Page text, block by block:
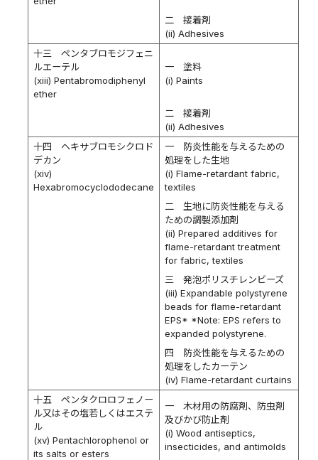
二 接着剤
(ii) Adhesives
十三 ペンタブロモジフェニ
ルエーテル
(xiii) Pentabromodiphenyl
ether
一 塗料
(i) Paints
二 接着剤
(ii) Adhesives
十四 ヘキサブロモシクロド
デカン
(xiv)
Hexabromocyclododecane
一 防炎性能を与えるための
処理をした生地
(i) Flame-retardant fabric,
textiles
二 生地に防炎性能を与える
ための調製添加剤
(ii) Prepared additives for
flame-retardant treatment
for fabric, textiles
三 発泡ポリスチレンビーズ
(iii) Expandable polystyrene
beads for flame-retardant
EPS* *Note: EPS refers to
expanded polystyrene.
四 防炎性能を与えるための
処理をしたカーテン
(iv) Flame-retardant curtains
十五 ペンタクロロフェノー
ル又はその塩若しくはエステ
ル
(xv) Pentachlorophenol or
its salts or esters
一 木材用の防腐剤、防虫剤
及びかび防止剤
(i) Wood antiseptics,
insecticides, and antimolds